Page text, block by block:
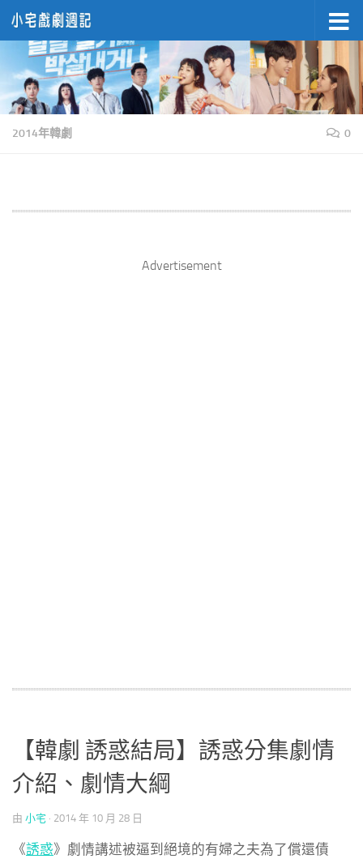
Skip to content
2014年韓劇 0
Advertisement
【韓劇 誘惑結局】誘惑分集劇情
介紹、劇情大綱
由 小宅 · 2014 年 10 月 28 日
《誘惑》劇情講述被逼到絕境的有婦之夫為了償還債